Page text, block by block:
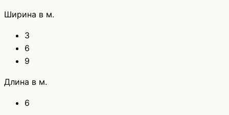
Ширина в м.
3
6
9
Длина в м.
6